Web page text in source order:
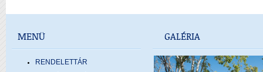
MENÜ
RENDELETTÁR
GALÉRIA